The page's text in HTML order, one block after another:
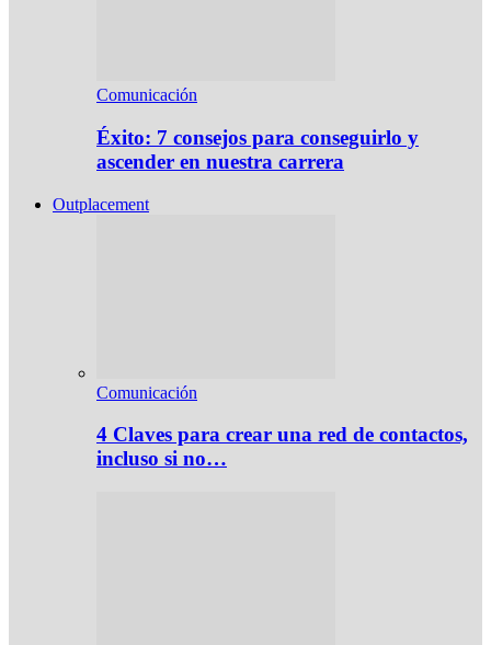
Comunicación
Éxito: 7 consejos para conseguirlo y
ascender en nuestra carrera
Outplacement
Comunicación
4 Claves para crear una red de contactos,
incluso si no…